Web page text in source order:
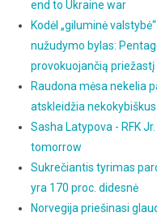
end to Ukraine war
Kodėl „giluminė
nužudymo bylas:
provokuojančią priežastį
Raudona mėsa nekelia
atskleidžia
Sasha Latypova - RFK
tomorrow
Sukrečiantis tyrimas
yra 170 proc. didesnė
Norvegija priešinasi